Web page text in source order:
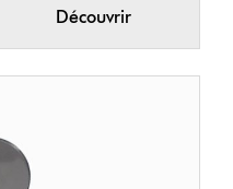
Découvrir